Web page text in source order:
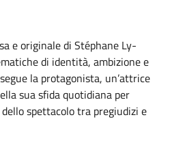
e originale di Stéphane Ly-
di identità, ambizione e
la protagonista, un’attrice
sua sfida quotidiana per
spettacolo tra pregiudizi e